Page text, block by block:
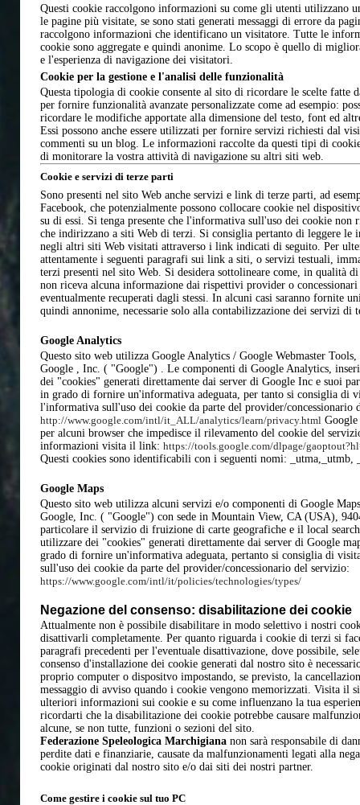
Questi cookie raccolgono informazioni su come gli utenti utilizzano
le pagine più visitate, se sono stati generati messaggi di errore da
raccolgono informazioni che identificano un visitatore. Tutte le
cookie sono aggregate e quindi anonime. Lo scopo è quello di
e l'esperienza di navigazione dei visitatori.
Cookie per la gestione e l'analisi delle funzionalità
Questa tipologia di cookie consente al sito di ricordare le scelte fatte
per fornire funzionalità avanzate personalizzate come ad esempio:
ricordare le modifiche apportate alla dimensione del testo, font ed
Essi possono anche essere utilizzati per fornire servizi richiesti dal
commenti su un blog. Le informazioni raccolte da questi tipi di
di monitorare la vostra attività di navigazione su altri siti web.
Cookie e servizi di terze parti
Sono presenti nel sito Web anche servizi e link di terze parti, ad
Facebook, che potenzialmente possono collocare cookie nel
su di essi. Si tenga presente che l'informativa sull'uso dei cookie
che indirizzano a siti Web di terzi. Si consiglia pertanto di leggere le
negli altri siti Web visitati attraverso i link indicati di seguito. Per
attentamente i seguenti paragrafi sui link a siti, o servizi testuali,
terzi presenti nel sito Web. Si desidera sottolineare come, in qualità
non riceva alcuna informazione dai rispettivi provider o
eventualmente recuperati dagli stessi. In alcuni casi saranno fornite
quindi annonime, necessarie solo alla contabilizzazione dei servizi di
Google Analytics
Questo sito web utilizza Google Analytics / Google Webmaster
Google , Inc. ( "Google") . Le componenti di Google Analytics,
dei "cookies" generati direttamente dai server di Google Inc e suoi
in grado di fornire un'informativa adeguata, per tanto si consiglia di
l'informativa sull'uso dei cookie da parte del provider/concessionario
http://www.google.com/intl/it_ALL/analytics/learn/privacy.html
per alcuni browser che impedisce il rilevamento del cookie del
informazioni visita il link: https://tools.google.com/dlpage/
Questi cookies sono identificabili con i seguenti nomi: _utma,_utmb,
Google Maps
Questo sito web utilizza alcuni servizi e/o componenti di Google
Google, Inc. ( "Google") con sede in Mountain View, CA (USA),
particolare il servizio di fruizione di carte geografiche e il local
utilizzare dei "cookies" generati direttamente dai server di Google
grado di fornire un'informativa adeguata, pertanto si consiglia di
sull'uso dei cookie da parte del provider/concessionario del servizio:
https://www.google.com/intl/it/policies/technologies/types/
Negazione del consenso: disabilitazione dei cookie
Attualmente non è possibile disabilitare in modo selettivo i nostri
disattivarli completamente. Per quanto riguarda i cookie di terzi si
paragrafi precedenti per l'eventuale disattivazione, dove possibile,
consenso d'installazione dei cookie generati dal nostro sito è
proprio computer o dispositvo impostando, se previsto, la
messaggio di avviso quando i cookie vengono memorizzati. Visita il
ulteriori informazioni sui cookie e su come influenzano la tua
ricordarti che la disabilitazione dei cookie potrebbe causare
alcune, se non tutte, funzioni o sezioni del sito.
Federazione Speleologica Marchigiana non sarà responsabile di
perdite dati e finanziarie, causate da malfunzionamenti legati alla
cookie originati dal nostro sito e/o dai siti dei nostri partner.
Come gestire i cookie sul tuo PC